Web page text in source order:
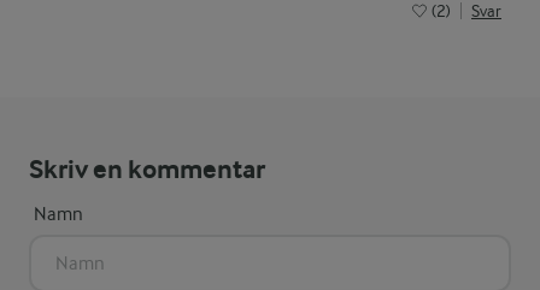
(2) Svar
Skriv en kommentar
Namn